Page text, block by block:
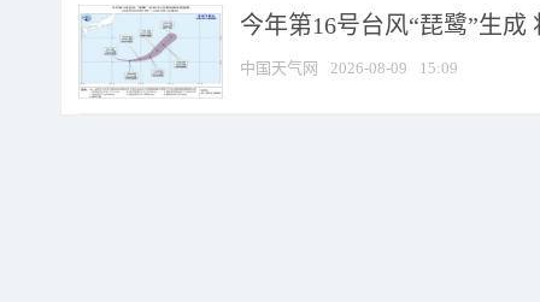
今年第16号台风“琵鹭”生
中国天气网 2026-08-09 15:09